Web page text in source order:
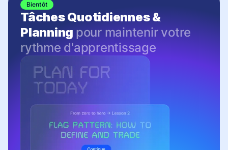
Bientôt
Tâches Quotidiennes &
Planning pour maintenir votre
rythme d'apprentissage